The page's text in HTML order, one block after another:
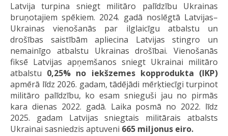
Latvija turpina sniegt militāro palīdzību Ukrainas
bruņotajiem spēkiem. 2024. gadā noslēgtā Latvijas–
Ukrainas vienošanās par ilglaicīgu atbalstu un
drošības saistībām apliecina Latvijas stingro un
nemainīgo atbalstu Ukrainas drošībai. Vienošanās
fiksē Latvijas apņemšanos sniegt Ukrainai militāro
atbalstu 0,25% no iekšzemes kopprodukta (IKP)
apmērā līdz 2026. gadam, tādējādi mērķtiecīgi turpinot
militāro palīdzību, ko esam snieguši jau no pirmās
kara dienas 2022. gadā. Laika posmā no 2022. līdz
2025. gadam Latvijas sniegtais militārais atbalsts
Ukrainai sasniedzis aptuveni 665 miljonus eiro.